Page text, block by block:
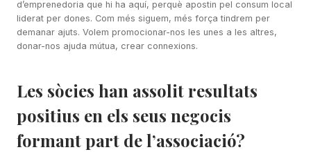
d’emprenedoria que hi ha aquí, perquè apostin pel consum local
liderat per dones. Com més siguem, més força tindrem per
demanar ajuts. Volem promocionar-nos les unes a les altres,
donar-nos ajuda mútua, crear connexions.
Les sòcies han assolit resultats
positius en els seus negocis
formant part de l’associació?